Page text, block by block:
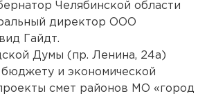
Челябинской области
директор ООО
Гайдт.
Думы (пр. Ленина, 24а)
и экономической
смет районов МО «город